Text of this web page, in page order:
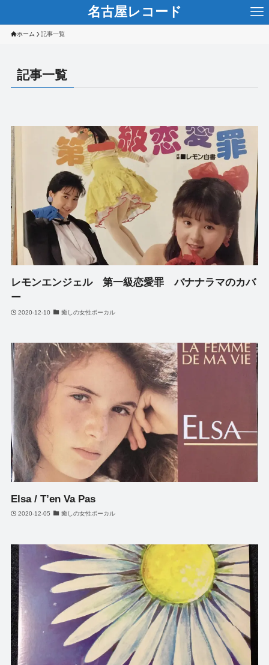
名古屋レコード
ホーム 記事一覧
記事一覧
レモンエンジェル 第一級恋愛罪 バナナラマのカバ
ー
2020-12-10 癒しの女性ボーカル
Elsa / T’en Va Pas
2020-12-05 癒しの女性ボーカル